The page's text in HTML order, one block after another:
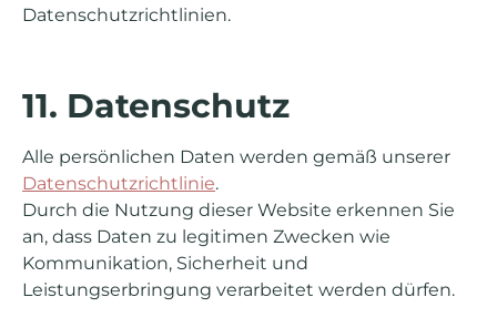
Datenschutzrichtlinien.
11. Datenschutz
Alle persönlichen Daten werden gemäß unserer
Datenschutzrichtlinie.
Durch die Nutzung dieser Website erkennen Sie
an, dass Daten zu legitimen Zwecken wie
Kommunikation, Sicherheit und
Leistungserbringung verarbeitet werden dürfen.